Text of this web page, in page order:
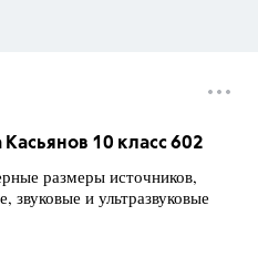
10 класс 602
размеры источников,
и ультразвуковые